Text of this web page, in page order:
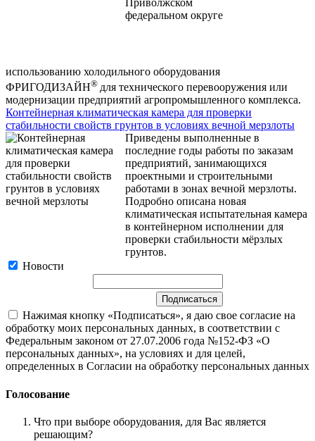
использованию холодильного оборудования
ФРИГОДИЗАЙН® для технического перевооружения или
модернизации предприятий агропромышленного комплекса.
Контейнерная климатическая камера для проверки
стабильности свойств грунтов в условиях вечной мерзлоты
Приведены выполненные в
последние годы работы по заказам
предприятий, занимающихся
проектными и строительными
работами в зонах вечной мерзлоты.
Подробно описана новая
климатическая испытательная камера
в контейнерном исполнении для
проверки стабильности мёрзлых
грунтов.
Новости
Нажимая кнопку «Подписаться», я даю свое согласие на
обработку моих персональных данных, в соответствии с
Федеральным законом от 27.07.2006 года №152-ФЗ «О
персональных данных», на условиях и для целей,
определенных в Согласии на обработку персональных данных
Голосование
Что при выборе оборудования, для Вас является
решающим?